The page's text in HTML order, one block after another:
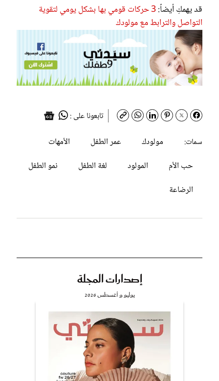
قد يهمكِ أيضاً:
3 حركات قومي بها بشكل يومي لتقوية
التواصل والترابط مع مولودك
تابعونا على :
سمات:
مولودك عمر الطفل
الأمهات
حب الأم
المولود لغة الطفل
نمو الطفل
الرضاعة
إصدارات المجلة
يوليو و أغسطس 2026